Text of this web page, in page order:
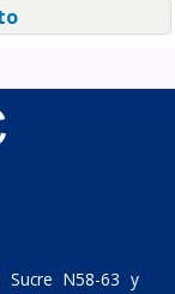
Sucre N58-63 y